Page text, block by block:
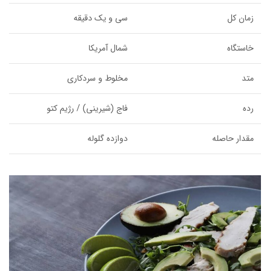
زمان کل سی و یک دقیقه
خاستگاه شمال آمریکا
متد مخلوط و سردکاری
رده فاج (شیرینی) / رژیم کتو
مقدار حاصله دوازده گلوله